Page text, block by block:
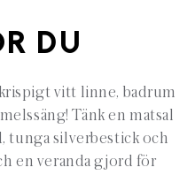
DU
vitt linne, badrum
Tänk en matsal
tunga silverbestick och
en veranda gjord för